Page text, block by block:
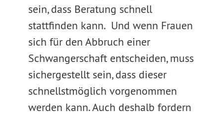
sein, dass Beratung schnell
stattfinden kann. Und wenn Frauen
sich für den Abbruch einer
Schwangerschaft entscheiden, muss
sichergestellt sein, dass dieser
schnellstmöglich vorgenommen
werden kann. Auch deshalb fordern